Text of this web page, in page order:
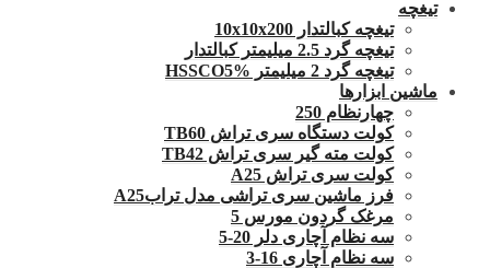
تیغچه
تیغچه کبالتدار 10x10x200
تیغچه گرد 2.5 میلیمتر کبالتدار
تیغچه گرد 2 میلیمتر HSSCO5%
ماشین ابزارها
چهارنظام 250
کولت دستگاه سری تراش TB60
کولت مته گیر سری تراش TB42
کولت سری تراش A25
فرز ماشین سری تراشی مدل ترابA25
مرغک گردون مورس 5
سه نظام آچاری دلر 20-5
سه نظام آچاری 16-3